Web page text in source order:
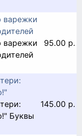
95.00 р.
Буквы
145.00 р.